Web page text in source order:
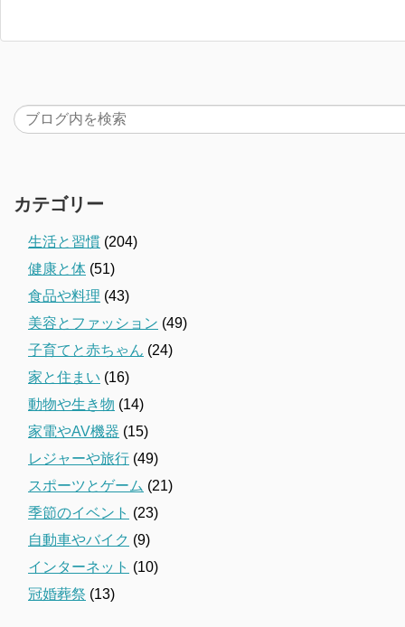
カテゴリー
生活と習慣 (204)
健康と体 (51)
食品や料理 (43)
美容とファッション (49)
子育てと赤ちゃん (24)
家と住まい (16)
動物や生き物 (14)
家電やAV機器 (15)
レジャーや旅行 (49)
スポーツとゲーム (21)
季節のイベント (23)
自動車やバイク (9)
インターネット (10)
冠婚葬祭 (13)